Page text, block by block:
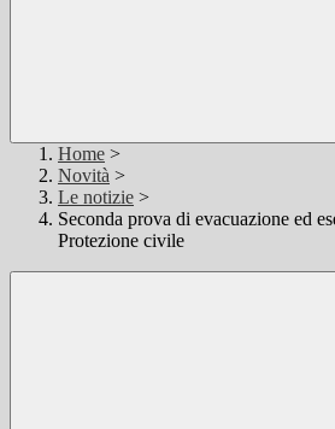
Home >
Novità >
Le notizie >
Seconda prova di evacuazione ed
Protezione civile